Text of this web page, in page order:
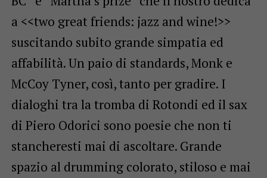
a <<two great friends: jazz and wine!>>
suscitando subito grande simpatia ed
affabilità. Un paio di standards, Monk e
McCoy Tyner, così, tanto per gradire. I
dialoghi tra la tromba di Rotondi ed il sax
di Piero Odorici sono poesie che non ti
stancheresti mai di ascoltare. Grande
spazio al drumming colorato, stiloso e mai